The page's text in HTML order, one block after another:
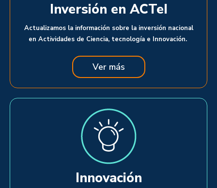
Inversión en ACTeI
Actualizamos la información sobre la inversión nacional
en Actividades de Ciencia, tecnología e Innovación.
Ver más
Innovación